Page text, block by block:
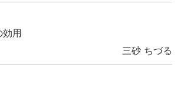
用
三砂 ちづる